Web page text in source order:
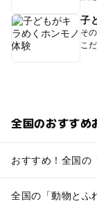
子
そ
こ
全国のおすすめ
おすすめ！全国の
全国の「動物とふ